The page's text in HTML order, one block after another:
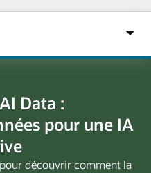
Data :
pour une IA
découvrir comment la